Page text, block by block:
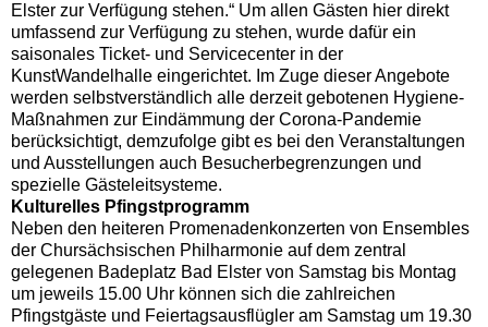
Elster zur Verfügung stehen.“ Um allen Gästen hier direkt
umfassend zur Verfügung zu stehen, wurde dafür ein
saisonales Ticket- und Servicecenter in der
KunstWandelhalle eingerichtet. Im Zuge dieser Angebote
werden selbstverständlich alle derzeit gebotenen Hygiene-
Maßnahmen zur Eindämmung der Corona-Pandemie
berücksichtigt, demzufolge gibt es bei den Veranstaltungen
und Ausstellungen auch Besucherbegrenzungen und
spezielle Gästeleitsysteme.
Kulturelles Pfingstprogramm
Neben den heiteren Promenadenkonzerten von Ensembles
der Chursächsischen Philharmonie auf dem zentral
gelegenen Badeplatz Bad Elster von Samstag bis Montag
um jeweils 15.00 Uhr können sich die zahlreichen
Pfingstgäste und Feiertagsausflügler am Samstag um 19.30